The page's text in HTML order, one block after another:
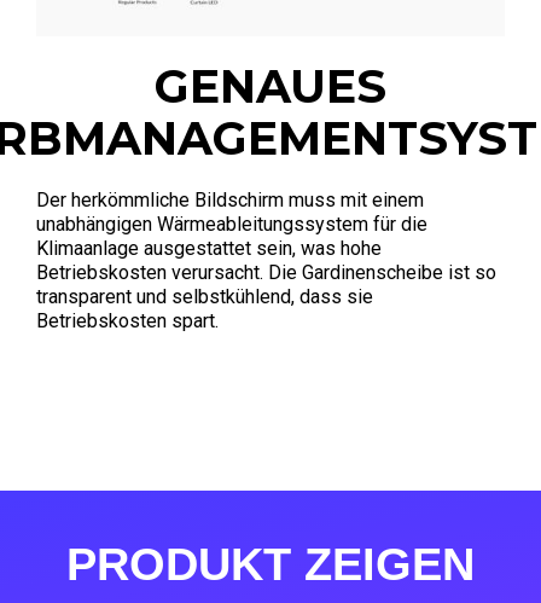
GENAUES
Der herkömmliche Bildschirm muss mit einem
unabhängigen Wärmeableitungssystem für die
Klimaanlage ausgestattet sein, was hohe
Betriebskosten verursacht. Die Gardinenscheibe ist so
transparent und selbstkühlend, dass sie
Betriebskosten spart.
PRODUKT ZEIGEN